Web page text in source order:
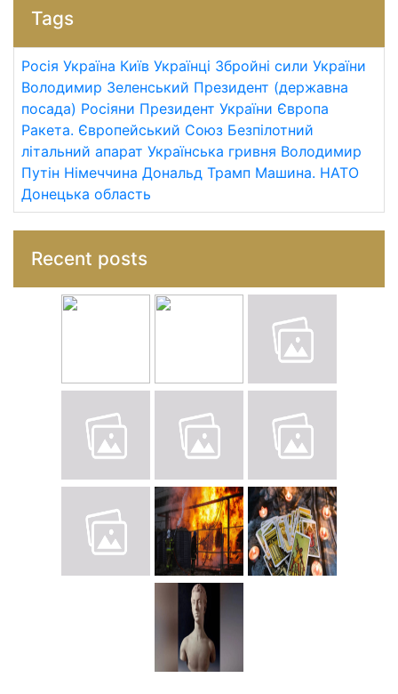
Tags
Росія Україна Київ Українці Збройні сили України
Володимир Зеленський Президент (державна
посада) Росіяни Президент України Європа
Ракета. Європейський Союз Безпілотний
літальний апарат Українська гривня Володимир
Путін Німеччина Дональд Трамп Машина. НАТО
Донецька область
Recent posts